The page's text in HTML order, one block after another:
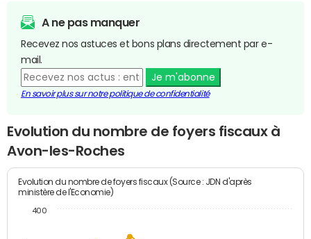
A ne pas manquer
Recevez nos astuces et bons plans directement par e-
mail.
Je m'abonne
En savoir plus sur notre politique de confidentialité
Evolution du nombre de foyers fiscaux à
Avon-les-Roches
Evolution du nombre de foyers fiscaux (Source : JDN d'après
ministère de l'Economie)
400